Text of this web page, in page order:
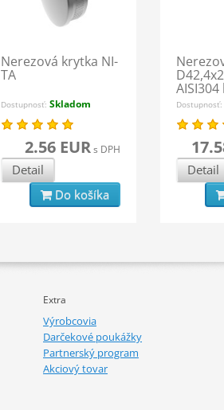
Nerezová krytka NI-
TA
Dostupnosť: Skladom
2.56 EURs DPH
Detail
Do košíka
Dostupnosť:
Detail
Extra
Výrobcovia
Darčekové poukážky
Partnerský program
Akciový tovar